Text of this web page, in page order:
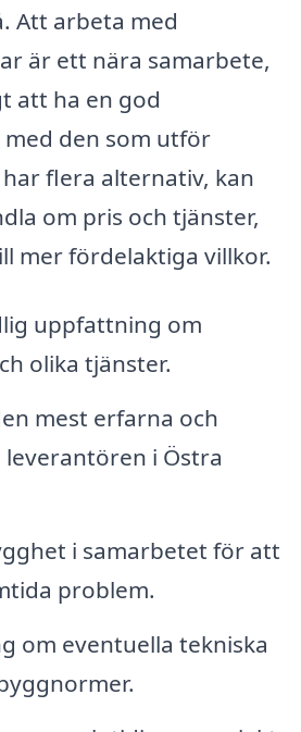
Att arbeta med
är ett nära samarbete,
att ha en god
den som utför
flera alternativ, kan
om pris och tjänster,
mer fördelaktiga villkor.
uppfattning om
olika tjänster.
mest erfarna och
i Östra
i samarbetet för att
problem.
om eventuella tekniska